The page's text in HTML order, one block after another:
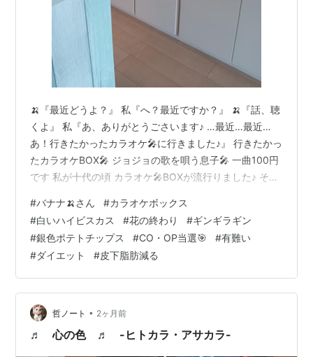
🍌『最近どうよ？』 私『へ？最近ですか？』 🍌『話、聴
くよ』 私『あ、ありがとうごさいます♪ …最近…最近…
あ！行きたかったカラオケ🎤に行きました♪』 行きたかっ
たカラオケBOX🎤 ジョジョの歌を唄う息子🎤 一曲100円
です 私が十代の頃 カラオケ🎤BOXが流行りました♪ その
♪はヘッドホン🎧️から流れるので BOX内はシーンとして
ます ヘッドホン🎧️越しに自分の🎤を通した歌声も聞こえ
ます ですが BOX内では🎤エコー無しの生歌声だけが響き
ます💦 我に返ると すっごく恥ずかしい🤣💦💦 天井が無
く筒抜けなのでBOXの外に歌声が漏れてます😅 （…
#バナナ🍌さん #カラオケボックス
#白いハイビスカス #花の終わり #ギンギラギン
#銀色ポテトチップス #CO・OP当選🎯 #有難い
#ダイエット #皮下脂肪減る
哲ノート • 2ヶ月前
♬ 心の色 ♬ -ヒトカラ・アサカラ-